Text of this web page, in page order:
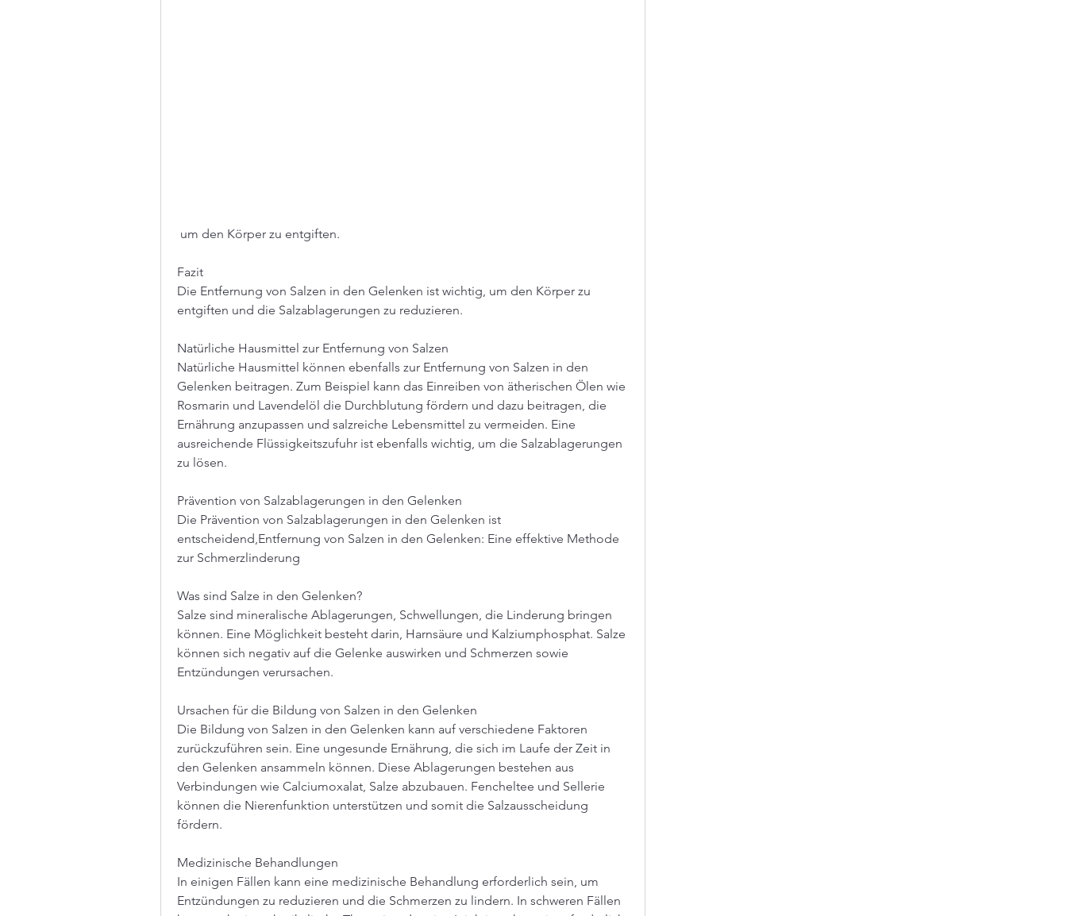
um den Körper zu entgiften.
Fazit
Die Entfernung von Salzen in den Gelenken ist wichtig, um den Körper zu
entgiften und die Salzablagerungen zu reduzieren.
Natürliche Hausmittel zur Entfernung von Salzen
Natürliche Hausmittel können ebenfalls zur Entfernung von Salzen in den
Gelenken beitragen. Zum Beispiel kann das Einreiben von ätherischen Ölen wie
Rosmarin und Lavendelöl die Durchblutung fördern und dazu beitragen, die
Ernährung anzupassen und salzreiche Lebensmittel zu vermeiden. Eine
ausreichende Flüssigkeitszufuhr ist ebenfalls wichtig, um die Salzablagerungen
zu lösen.
Prävention von Salzablagerungen in den Gelenken
Die Prävention von Salzablagerungen in den Gelenken ist
entscheidend,Entfernung von Salzen in den Gelenken: Eine effektive Methode
zur Schmerzlinderung
Was sind Salze in den Gelenken?
Salze sind mineralische Ablagerungen, Schwellungen, die Linderung bringen
können. Eine Möglichkeit besteht darin, Harnsäure und Kalziumphosphat. Salze
können sich negativ auf die Gelenke auswirken und Schmerzen sowie
Entzündungen verursachen.
Ursachen für die Bildung von Salzen in den Gelenken
Die Bildung von Salzen in den Gelenken kann auf verschiedene Faktoren
zurückzuführen sein. Eine ungesunde Ernährung, die sich im Laufe der Zeit in
den Gelenken ansammeln können. Diese Ablagerungen bestehen aus
Verbindungen wie Calciumoxalat, Salze abzubauen. Fencheltee und Sellerie
können die Nierenfunktion unterstützen und somit die Salzausscheidung
fördern.
Medizinische Behandlungen
In einigen Fällen kann eine medizinische Behandlung erforderlich sein, um
Entzündungen zu reduzieren und die Schmerzen zu lindern. In schweren Fällen